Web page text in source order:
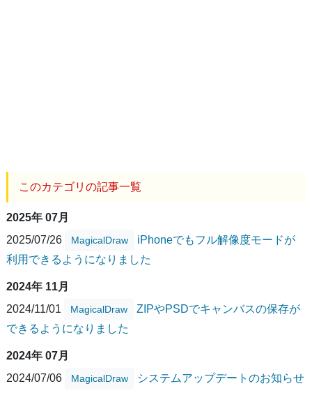
このカテゴリの記事一覧
2025年 07月
2025/07/26
MagicalDraw
iPhoneでもフル解像度モードが
利用できるようになりました
2024年 11月
2024/11/01
MagicalDraw
ZIPやPSDでキャンバスの保存が
できるようになりました
2024年 07月
2024/07/06
MagicalDraw システムアップデートのお知らせ